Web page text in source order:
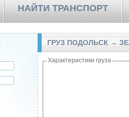
НАЙТИ ТРАНСПОРТ
ГРУЗ ПОДОЛЬСК →
Характеристики груза